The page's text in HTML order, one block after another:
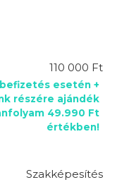
110 000 Ft
esetén +
részére ajándék
49.990 Ft
értékben!
Szakképesítés